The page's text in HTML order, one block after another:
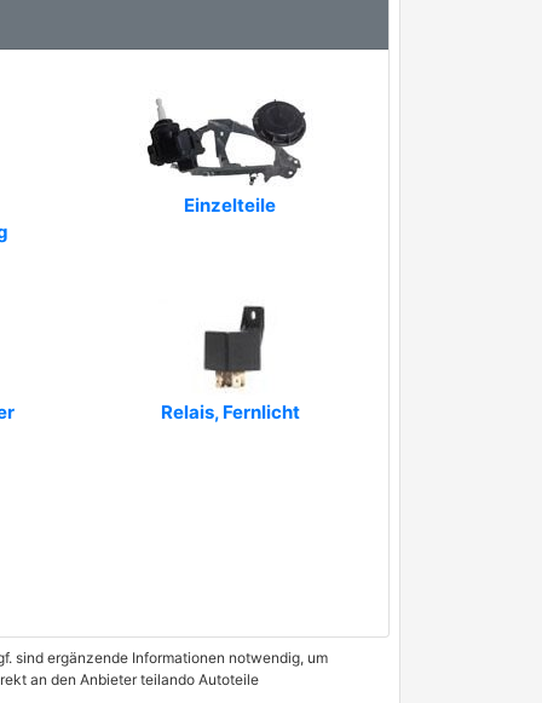
Einzelteile
Relais, Fernlicht
sind ergänzende Informationen notwendig, um
an den Anbieter teilando Autoteile